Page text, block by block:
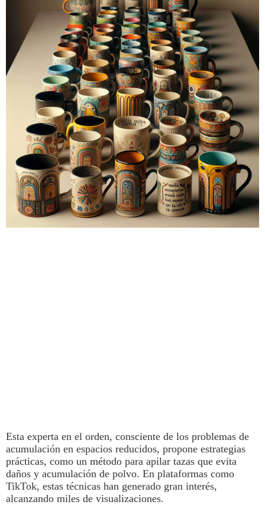
Esta experta en el orden, consciente de los problemas de
acumulación en espacios reducidos, propone estrategias
prácticas, como un método para apilar tazas que evita
daños y acumulación de polvo. En plataformas como
TikTok, estas técnicas han generado gran interés,
alcanzando miles de visualizaciones.